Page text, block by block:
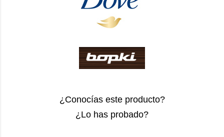
¿Conocías este producto?
¿Lo has probado?